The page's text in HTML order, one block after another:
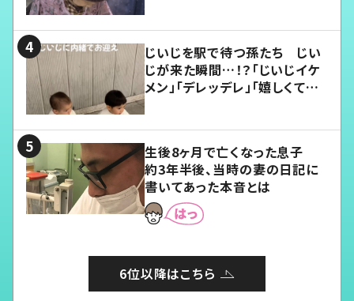
じいじを駅で待つ孫たち じい
じが来た瞬間…！？「じいじイケ
メン」「デレッデレ」「嬉しくて可
生後8ヶ月で亡くなった息子
約3年半後、当時の妻の日記に
書いてあった本音とは
6位以降はこちら